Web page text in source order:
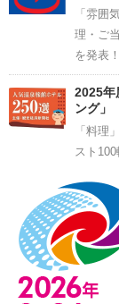
「雰囲
理・ご
を発表！
2025年
ング」
「料理
スト100